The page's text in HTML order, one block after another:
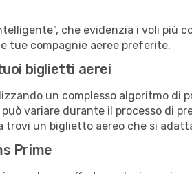
che evidenzia i voli più
tue compagnie aeree preferite.
biglietti aerei
un complesso algoritmo di
variare durante il processo di
trovi un biglietto aereo che si
Prime